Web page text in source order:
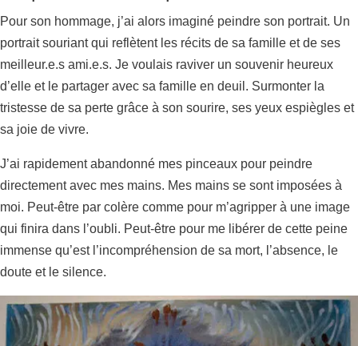
Pour son hommage, j’ai alors imaginé peindre son portrait. Un
portrait souriant qui reflètent les récits de sa famille et de ses
meilleur.e.s ami.e.s. Je voulais raviver un souvenir heureux
d’elle et le partager avec sa famille en deuil. Surmonter la
tristesse de sa perte grâce à son sourire, ses yeux espiègles et
sa joie de vivre.
J’ai rapidement abandonné mes pinceaux pour peindre
directement avec mes mains. Mes mains se sont imposées à
moi. Peut-être par colère comme pour m’agripper à une image
qui finira dans l’oubli. Peut-être pour me libérer de cette peine
immense qu’est l’incompréhension de sa mort, l’absence, le
doute et le silence.